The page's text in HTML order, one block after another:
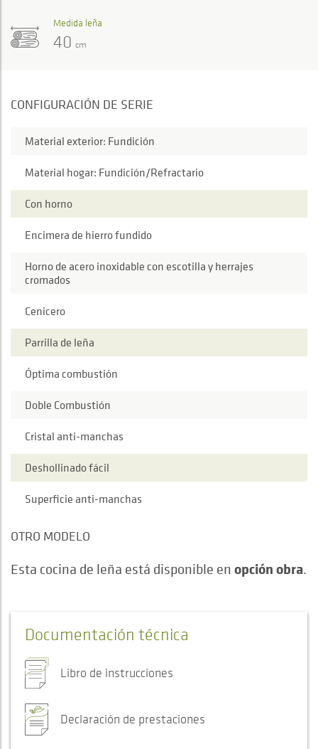
Medida leña
40 cm
CONFIGURACIÓN DE SERIE
Material exterior: Fundición
Material hogar: Fundición/Refractario
Con horno
Encimera de hierro fundido
Horno de acero inoxidable con escotilla y herrajes
cromados
Cenicero
Parrilla de leña
Óptima combustión
Doble Combustión
Cristal anti-manchas
Deshollinado fácil
Superficie anti-manchas
OTRO MODELO
Esta cocina de leña está disponible en opción obra.
Documentación técnica
Libro de instrucciones
Declaración de prestaciones